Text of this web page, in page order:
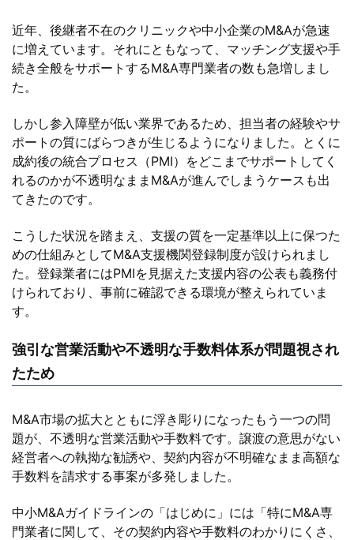
近年、後継者不在のクリニックや中小企業のM&Aが急速
に増えています。それにともなって、マッチング支援や手
続き全般をサポートするM&A専門業者の数も急増しまし
た。
しかし参入障壁が低い業界であるため、担当者の経験やサ
ポートの質にばらつきが生じるようになりました。とくに
成約後の統合プロセス（PMI）をどこまでサポートしてく
れるのかが不透明なままM&Aが進んでしまうケースも出
てきたのです。
こうした状況を踏まえ、支援の質を一定基準以上に保つた
めの仕組みとしてM&A支援機関登録制度が設けられまし
た。登録業者にはPMIを見据えた支援内容の公表も義務付
けられており、事前に確認できる環境が整えられていま
す。
強引な営業活動や不透明な手数料体系が問題視され
たため
M&A市場の拡大とともに浮き彫りになったもう一つの問
題が、不透明な営業活動や手数料です。譲渡の意思がない
経営者への執拗な勧誘や、契約内容が不明確なまま高額な
手数料を請求する事案が多発しました。
中小M&Aガイドラインの「はじめに」には「特にM&A専
門業者に関して、その契約内容や手数料のわかりにくさ、